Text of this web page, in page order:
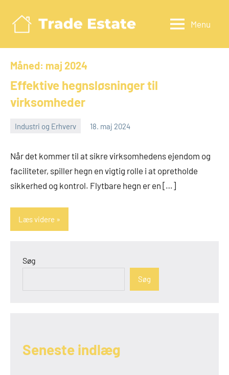
indhold
Menu
Måned: maj 2024
Effektive hegnsløsninger til
virksomheder
Industri og Erhverv 18. maj 2024
Når det kommer til at sikre virksomhedens ejendom og
faciliteter, spiller hegn en vigtig rolle i at opretholde
sikkerhed og kontrol. Flytbare hegn er en […]
Læs videre
Søg
Søg
Seneste indlæg